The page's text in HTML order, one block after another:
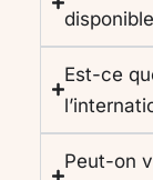
Est-ce
Peut-on